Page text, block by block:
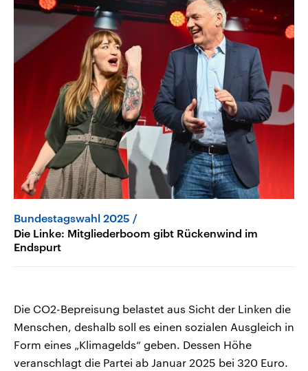
Bundestagswahl 2025
Die Linke: Mitgliederboom gibt Rückenwind im
Endspurt
Die CO2-Bepreisung belastet aus Sicht der Linken die
Menschen, deshalb soll es einen sozialen Ausgleich in
Form eines „Klimagelds“ geben. Dessen Höhe
veranschlagt die Partei ab Januar 2025 bei 320 Euro.